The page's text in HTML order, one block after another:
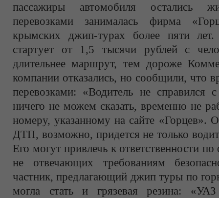
пассажиры автомобиля остались
перевозками занималась фирма
крымских джип-турах более пяти лет.
стартует от 1,5 тысячи рублей с
длительнее маршрут, тем дороже
компании отказались, но сообщили, что
перевозками: «Водитель не справился
ничего не можем сказать, временно не
номеру, указанному на сайте «Горцев».
ДТП, возможно, придется не только
Его могут привлечь к ответственности по
не отвечающих требованиям
частник, предлагающий джип туры по
могла стать и грязевая резина: